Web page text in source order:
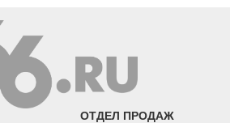
ОТДЕЛ ПРОДАЖ